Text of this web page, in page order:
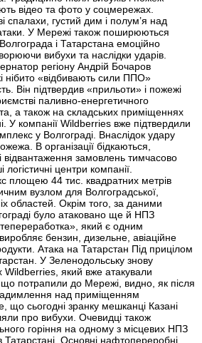
відео та фото у соцмережах.
спалахи, густий дим і полум’я над
У Мережі також поширюються
і Татарстана емоційно
вибухи та наслідки ударів.
регіону Андрій Бочаров
нібито «відбивають сили ППО»
Він підтвердив «прильоти» і пожежі
паливно-енергетичного
а також на складських приміщеннях
У компанії Wildberries вже підтвердили
у Волгограді. Внаслідок удару
В організації бідкаються,
відвантаження замовлень тимчасово
центри компанії.
площею 44 тис. квадратних метрів
вузлом для Волгоградської,
областей. Окрім того, за даними
було атаковано ще й НПЗ
який є одним
бензин, дизельне, авіаційне
Атака на Татарстан Під прицілом
У Зеленодольську знову
Wildberries, який вже атакували
потрапили до Мережі, видно, як після
над приміщенням
що сьогодні зранку мешканці Казані
про вибухи. Очевидці також
горіння на одному з місцевих НПЗ
Основні нафтопереробні